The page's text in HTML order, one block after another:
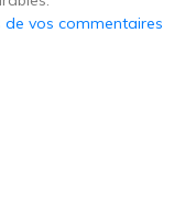
vos commentaires